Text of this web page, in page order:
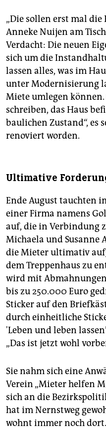
„Die sollen erst mal die
Anneke Nuijen am
Verdacht: Die neuen
sich um die
lassen alles, was im
unter Modernisierung
Miete umlegen können.
schreiben, das Haus
baulichen Zustand“, es
renoviert worden.
Ultimative
Ende August tauchten
einer Firma namens
auf, die in Verbindung
Michaela und Susanne
die Mieter ultimativ
dem Treppenhaus zu
wird mit
bis zu 250.000 Euro
Sticker auf den
durch einheitliche
'Leben und leben
„Das ist jetzt wohl
Sie nahm sich eine
Verein „Mieter helfen
sich an die
hat im Nernstweg
wohnt immer noch